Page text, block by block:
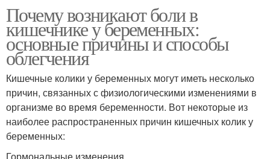
Почему возникают боли в
кишечнике у беременных:
основные причины и способы
облегчения
Кишечные колики у беременных могут иметь несколько
причин, связанных с физиологическими изменениями в
организме во время беременности. Вот некоторые из
наиболее распространенных причин кишечных колик у
беременных:
Гормональные изменения